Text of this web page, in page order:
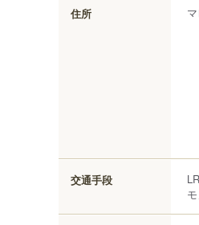
住所
交通手段